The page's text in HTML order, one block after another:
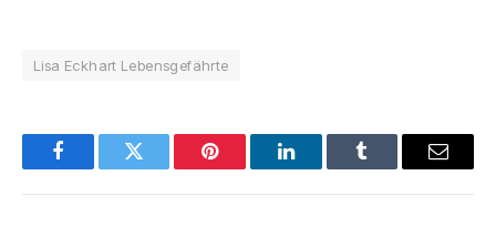
Lisa Eckhart Lebensgefährte
FacebookTwitter Pinterest LinkedInTumblr Email